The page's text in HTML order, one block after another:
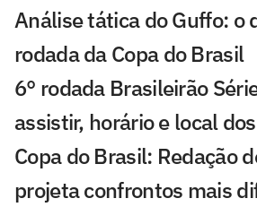
Análise tática do Guffo: o
rodada da Copa do Brasil
6° rodada Brasileirão
assistir, horário e local
Copa do Brasil: Redação
projeta confrontos mais